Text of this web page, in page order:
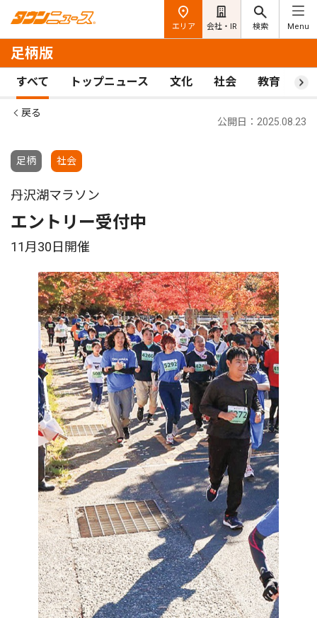
エリア 会社・IR 検索 Menu
足柄版
すべて トップニュース 文化 社会 教育 ス
戻る
足柄 社会
公開日：2025.08.23
丹沢湖マラソン
エントリー受付中
11月30日開催